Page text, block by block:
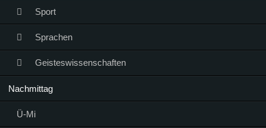
Sport
Sprachen
Geisteswissenschaften
Nachmittag
Ü-Mi